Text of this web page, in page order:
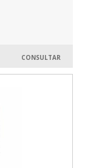
CONSULTAR